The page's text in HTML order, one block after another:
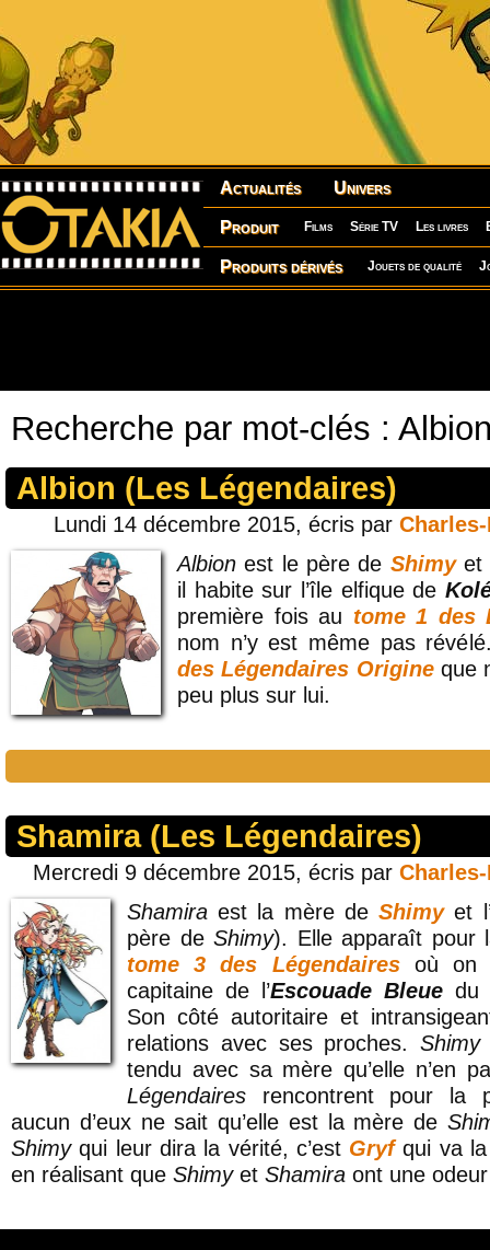
Actualités Univers
Produit Films Série TV Les livres
Produits dérivés Jouets de qualité
Recherche par mot-clés :
Albion (Les Légendaires)
Lundi 14 décembre 2015, écris par
Albion est le père de Shimy et
il habite sur l’île elfique de
première fois au tome 1 des
nom n’y est même pas
des Légendaires Origineque
peu plus sur lui.
Shamira (Les Légendaires)
Mercredi 9 décembre 2015, écris par
Shamira est la mère deShimy et
père de Shimy). Elle apparaît pour
tome 3 des Légendairesoù on
capitaine de l’Escouade Bleue du
Son côté autoritaire et
relations avec ses proches. Shimy
tendu avec sa mère qu’elle n’en
Légendaires rencontrent pour la
aucun d’eux ne sait qu’elle est la mère de
Shimyqui leur dira la vérité, c’est Gryf qui va
en réalisant que Shimyet Shamira ont une